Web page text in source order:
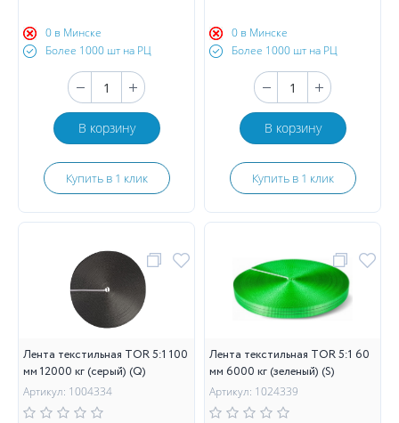
0 в Минске
Более 1000 шт на РЦ
В корзину
Купить в 1 клик
0 в Минске
Более 1000 шт на РЦ
В корзину
Купить в 1 клик
Лента текстильная TOR 5:1 100
мм 12000 кг (серый) (Q)
Артикул: 1004334
Лента текстильная TOR 5:1 60
мм 6000 кг (зеленый) (S)
Артикул: 1024339